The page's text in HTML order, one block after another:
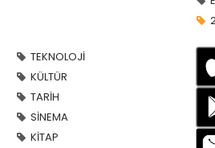
TEKNOLOJİ
KÜLTÜR
TARİH
SİNEMA
KİTAP